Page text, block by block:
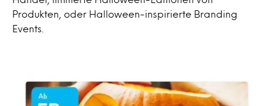
Produkten, oder Halloween-inspirierte Branding
Events.